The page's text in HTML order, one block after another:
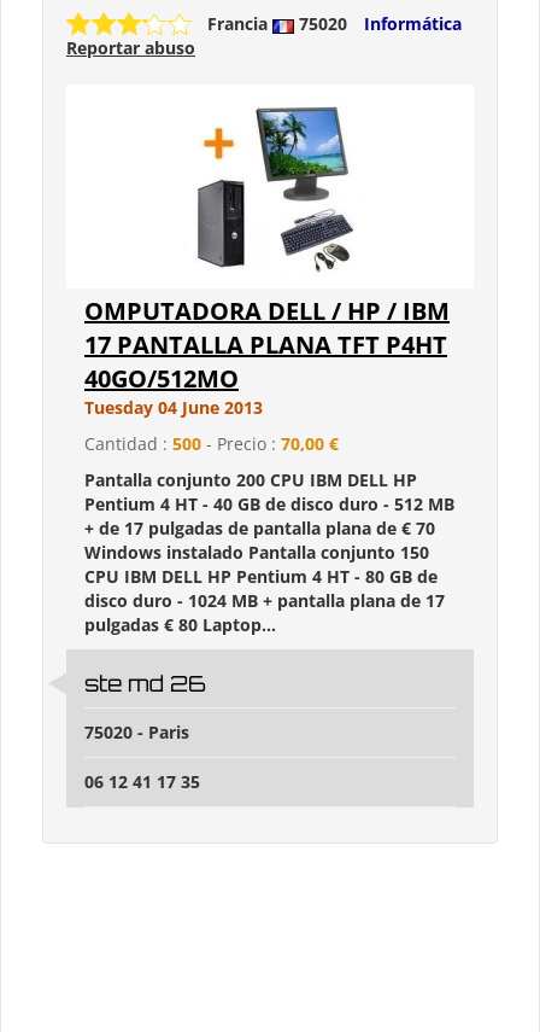
Francia 75020
Informática
Reportar abuso
OMPUTADORA DELL / HP / IBM
17 PANTALLA PLANA TFT P4HT
40GO/512MO
Tuesday 04 June 2013
Cantidad : 500 - Precio : 70,00 €
Pantalla conjunto 200 CPU IBM DELL HP
Pentium 4 HT - 40 GB de disco duro - 512 MB
​​+ de 17 pulgadas de pantalla plana de € 70
Windows instalado Pantalla conjunto 150
CPU IBM DELL HP Pentium 4 HT - 80 GB de
disco duro - 1024 MB + pantalla plana de 17
pulgadas € 80 Laptop...
ste md 26
75020 - Paris
06 12 41 17 35